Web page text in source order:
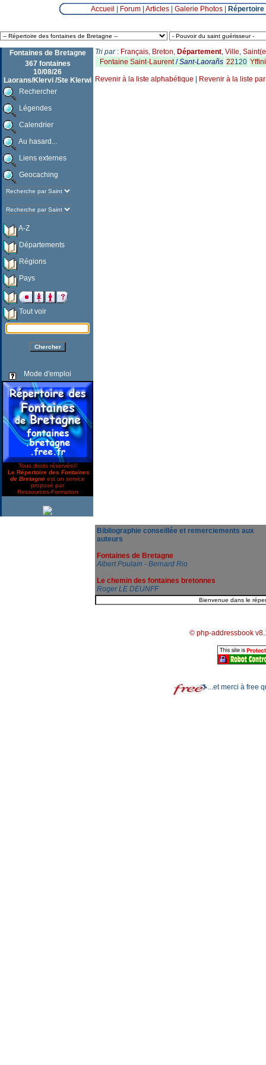
Accueil Forum| Articles| Galerie Photos|
Fontaines de Bretagne
367 fontaines
10/08/26
Laorans/Klervi /Ste Klerwi
Rechercher
Légendes
Calendrier
Au hasard...
Liens externes
Geocaching
A-Z
Départements
Régions
Pays
Tout voir
Mode d'emploi
Tous droits réservés©
Le Répertoire des Fontaines
de Bretagne est un service
proposé par
Ressources-Formation
Tri par: Français, Breton, Département, Ville,
Fontaine Saint-Laurent/Sant-Laorañs 22120
Revenir à la liste alphabétique Revenir à la liste
Bibliographie conseillée et remerciements aux
auteurs
Fontaines de Bretagne
Albert Poulain - Bernard Rio
Le chemin des fontaines bretonnes
Roger LE DEUNFF
© php-addressbook
...et merci à free